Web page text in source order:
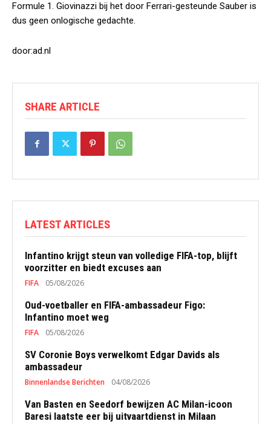
Formule 1. Giovinazzi bij het door Ferrari-gesteunde Sauber is
dus geen onlogische gedachte.
door:ad.nl
SHARE ARTICLE
LATEST ARTICLES
Infantino krijgt steun van volledige FIFA-top, blijft
voorzitter en biedt excuses aan
FIFA 05/08/2026
Oud-voetballer en FIFA-ambassadeur Figo:
Infantino moet weg
FIFA 05/08/2026
SV Coronie Boys verwelkomt Edgar Davids als
ambassadeur
Binnenlandse Berichten 04/08/2026
Van Basten en Seedorf bewijzen AC Milan-icoon
Baresi laatste eer bij uitvaartdienst in Milaan